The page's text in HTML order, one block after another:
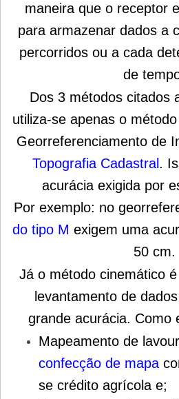
maneira que o receptor
para armazenar dados a
percorridos ou a cada
de
Dos 3 métodos citados
utiliza-se apenas o
Georreferenciamento de
Topografia Cadastral .
acurácia exigida por
Por exemplo: no
do tipo M exigem uma
50 cm.
Já o método cinemático
levantamento de
grande acurácia. Como
Mapeamento de
confecção de mapa
se crédito agrícola e;